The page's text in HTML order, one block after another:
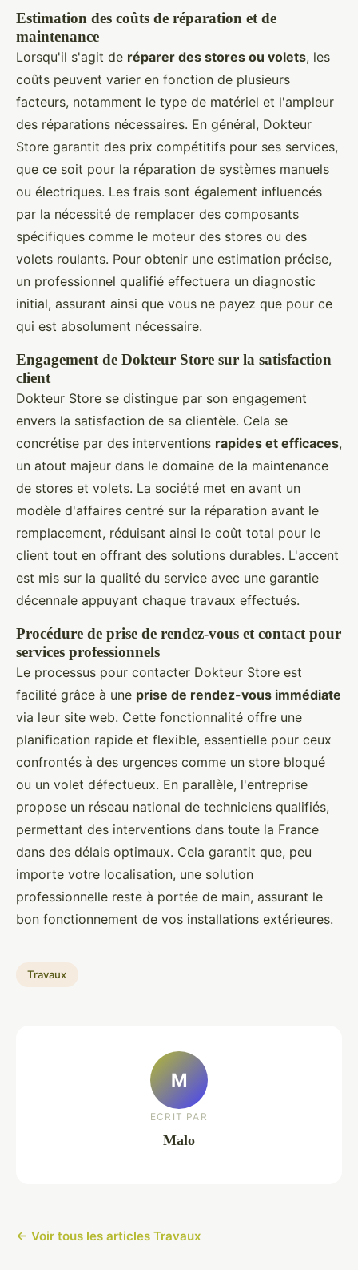
Estimation des coûts de réparation et de
maintenance
Lorsqu'il s'agit de réparer des stores ou volets, les
coûts peuvent varier en fonction de plusieurs
facteurs, notamment le type de matériel et l'ampleur
des réparations nécessaires. En général, Dokteur
Store garantit des prix compétitifs pour ses services,
que ce soit pour la réparation de systèmes manuels
ou électriques. Les frais sont également influencés
par la nécessité de remplacer des composants
spécifiques comme le moteur des stores ou des
volets roulants. Pour obtenir une estimation précise,
un professionnel qualifié effectuera un diagnostic
initial, assurant ainsi que vous ne payez que pour ce
qui est absolument nécessaire.
Engagement de Dokteur Store sur la satisfaction
client
Dokteur Store se distingue par son engagement
envers la satisfaction de sa clientèle. Cela se
concrétise par des interventions rapides et efficaces,
un atout majeur dans le domaine de la maintenance
de stores et volets. La société met en avant un
modèle d'affaires centré sur la réparation avant le
remplacement, réduisant ainsi le coût total pour le
client tout en offrant des solutions durables. L'accent
est mis sur la qualité du service avec une garantie
décennale appuyant chaque travaux effectués.
Procédure de prise de rendez-vous et contact pour
services professionnels
Le processus pour contacter Dokteur Store est
facilité grâce à une prise de rendez-vous immédiate
via leur site web. Cette fonctionnalité offre une
planification rapide et flexible, essentielle pour ceux
confrontés à des urgences comme un store bloqué
ou un volet défectueux. En parallèle, l'entreprise
propose un réseau national de techniciens qualifiés,
permettant des interventions dans toute la France
dans des délais optimaux. Cela garantit que, peu
importe votre localisation, une solution
professionnelle reste à portée de main, assurant le
bon fonctionnement de vos installations extérieures.
Travaux
M
ECRIT PAR
Malo
← Voir tous les articles Travaux